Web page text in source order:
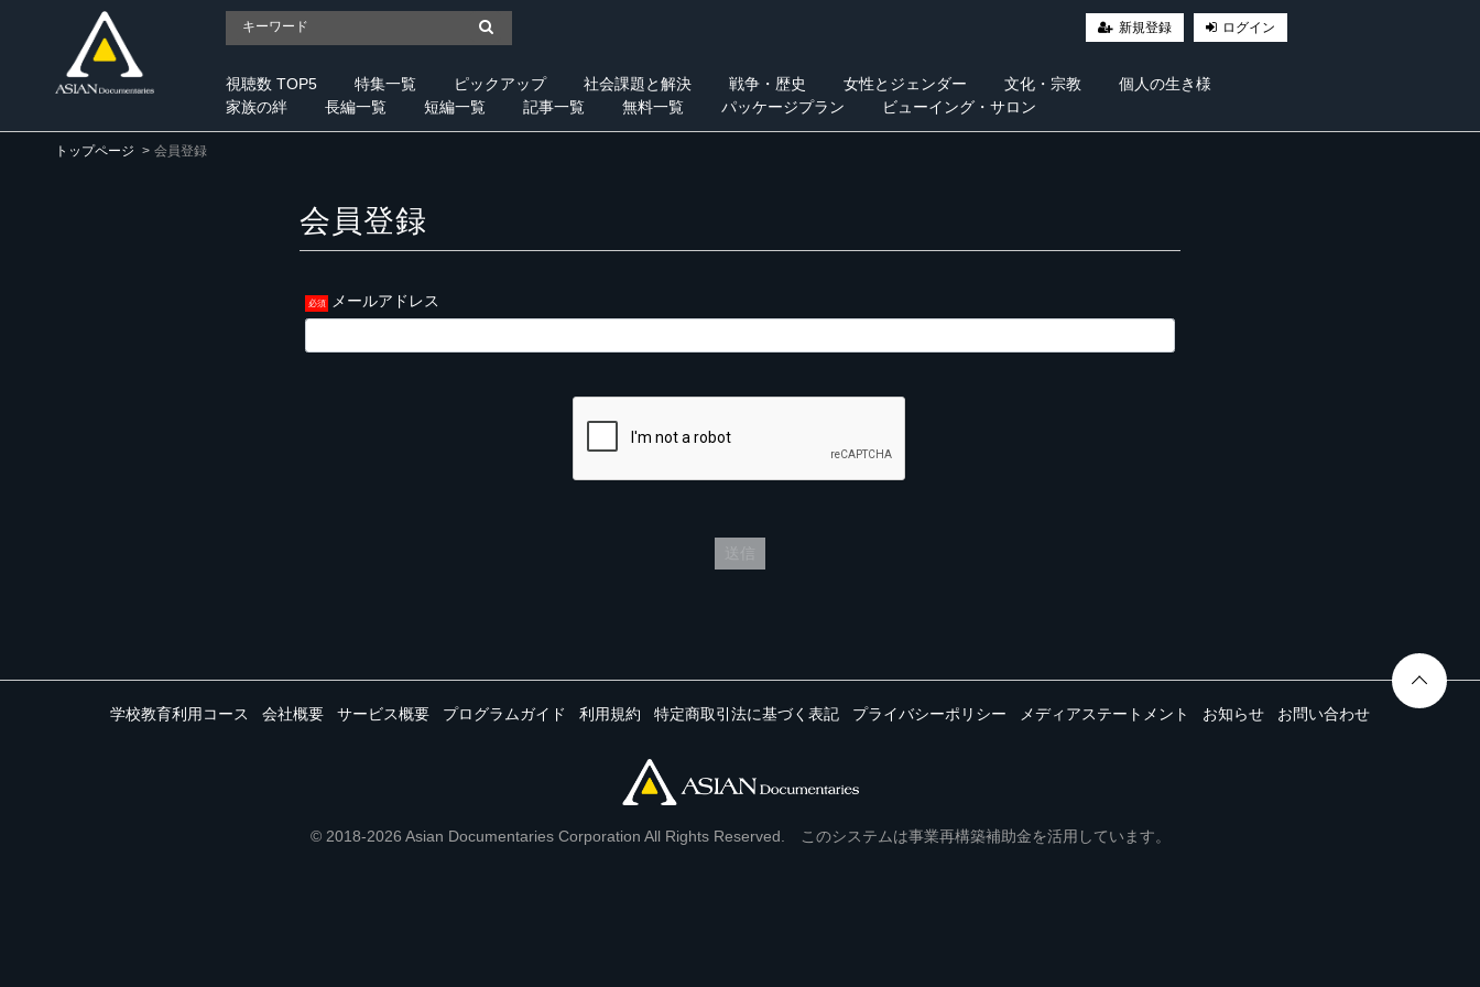
新規登録 ログイン
視聴数 TOP5 特集一覧 ピックアップ 社会課題と解決 戦争・歴史 女性とジェンダー 文化・宗教
個人の生き様
家族の絆
長編一覧 短編一覧 記事一覧 無料一覧 パッケージプラン ビューイング・サロン
トップページ 会員登録
会員登録
メールアドレス
学校教育利用コース 会社概要 サービス概要 プログラムガイド 利用規約 特定商取引法に基づく表記 プライバシーポリシー メディアステートメント お知らせ お問い合わせ
© 2018-2026 Asian Documentaries Corporation All Rights Reserved. このシステムは事業再構築補助金を活用しています。